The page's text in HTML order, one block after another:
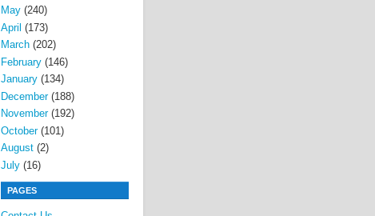
May (240)
April (173)
March (202)
February (146)
January (134)
December(188)
November(192)
October(101)
August (2)
July (16)
PAGES